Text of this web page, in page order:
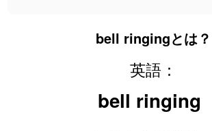
bell ringingとは？
英語：
bell ringing